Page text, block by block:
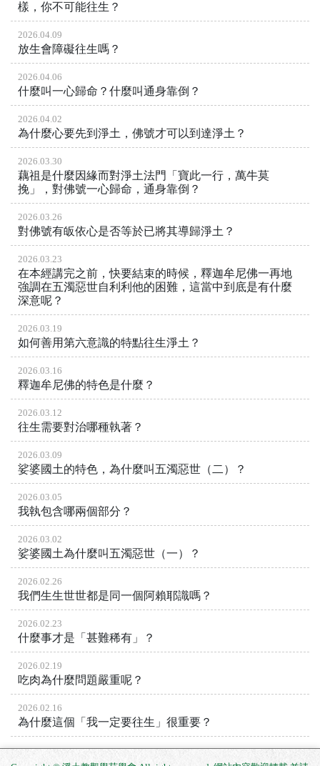
樣，你不可能往生？
2026.04.09
放生會障礙往生嗎？
2026.04.06
什麼叫一心歸命？什麼叫通身靠倒？
2026.04.02
為什麼心要先到淨土，佛號才可以到達淨土？
2026.03.30
藕祖是什麼因緣而對淨土法門「寶此一行，萬牛莫
挽」，對佛號一心歸命，通身靠倒？
2026.03.26
對佛號有皈依心是否等於已將其導歸淨土？
2026.03.23
在本經講完之前，快要結束的時候，釋迦牟尼佛一再地
強調在五濁惡世自利利他的困難，這當中到底是有什麼
深意呢？
2026.03.19
如何善用第六意識的特點往生淨土？
2026.03.16
釋迦牟尼佛的特色是什麼？
2026.03.12
往生需要對治哪種執著？
2026.03.09
娑婆國土的特色，為什麼叫五濁惡世（二）？
2026.03.05
我執包含哪兩個部分？
2026.03.02
娑婆國土為什麼叫五濁惡世（一）？
2026.02.26
我們生生世世都是同一個阿賴耶識嗎？
2026.02.23
什麼事才是「甚難稀有」？
2026.02.19
吃肉為什麼問題嚴重呢？
2026.02.16
為什麼這個「我一定要往生」很重要？